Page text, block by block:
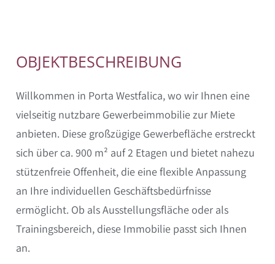
OBJEKTBESCHREIBUNG
Willkommen in Porta Westfalica, wo wir Ihnen eine
vielseitig nutzbare Gewerbeimmobilie zur Miete
anbieten. Diese großzügige Gewerbefläche erstreckt
sich über ca. 900 m² auf 2 Etagen und bietet nahezu
stützenfreie Offenheit, die eine flexible Anpassung
an Ihre individuellen Geschäftsbedürfnisse
ermöglicht. Ob als Ausstellungsfläche oder als
Trainingsbereich, diese Immobilie passt sich Ihnen
an.